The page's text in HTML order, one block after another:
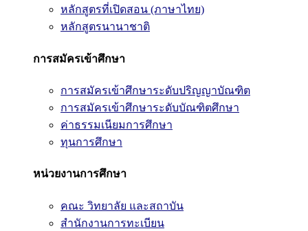
หลักสูตรที่เปิดสอน (ภาษาไทย)
หลักสูตรนานาชาติ
การสมัครเข้าศึกษา
การสมัครเข้าศึกษาระดับปริญญาบัณฑิต
การสมัครเข้าศึกษาระดับบัณฑิตศึกษา
ค่าธรรมเนียมการศึกษา
ทุนการศึกษา
หน่วยงานการศึกษา
คณะ วิทยาลัย และสถาบัน
สำนักงานการทะเบียน